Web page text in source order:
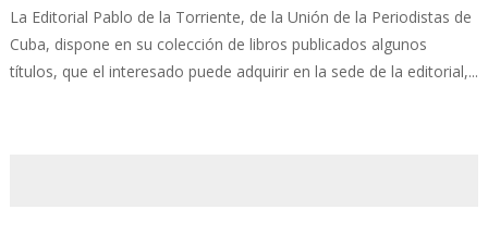
La Editorial Pablo de la Torriente, de la Unión de la Periodistas de
Cuba, dispone en su colección de libros publicados algunos
títulos, que el interesado puede adquirir en la sede de la editorial,...